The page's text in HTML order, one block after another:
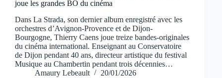
joue les grandes BO du cinéma
Dans La Strada, son dernier album enregistré avec les
orchestres d’Avignon-Provence et de Dijon-
Bourgogne, Thierry Caens joue treize bandes-originales
du cinéma international. Enseignant au Conservatoire
de Dijon pendant 40 ans, directeur artistique du festival
Musique au Chambertin pendant trois décennies…
Amaury Lebeault
20/01/2026